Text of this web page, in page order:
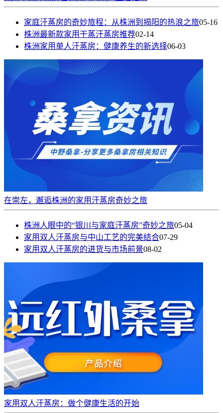
家庭汗蒸房的奇妙旅程：从株洲到揭阳的热浪之旅05-16
株洲最新款家用干蒸汗蒸房推荐02-14
株洲家用单人汗蒸房：健康养生的新选择06-03
在崇左，邂逅株洲的家用汗蒸房奇妙之旅
株洲人眼中的“银川与家庭汗蒸房”奇妙之旅05-04
家用双人汗蒸房与中山工艺的完美结合07-29
家用双人汗蒸房的进货与市场前景08-02
家用双人汗蒸房：做个健康生活的开始